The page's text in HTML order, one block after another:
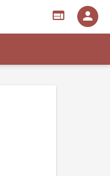
web person